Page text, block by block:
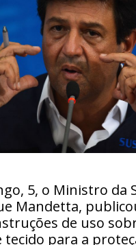
5, o Ministro da
Mandetta,
de uso
tecido para a